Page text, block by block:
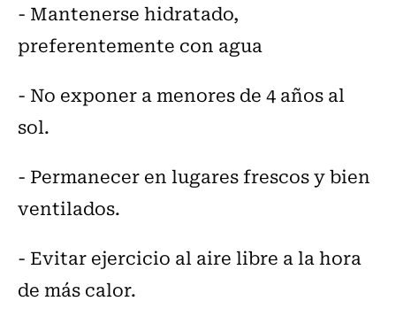
- Mantenerse hidratado,
preferentemente con agua
- No exponer a menores de 4 años al
sol.
- Permanecer en lugares frescos y bien
ventilados.
- Evitar ejercicio al aire libre a la hora
de más calor.